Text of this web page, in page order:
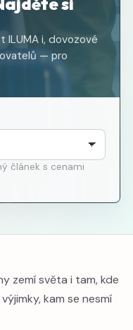
ILUMA i, dovozové
— pro
článek s cenami
zemí světa i tam, kde
kam se nesmí